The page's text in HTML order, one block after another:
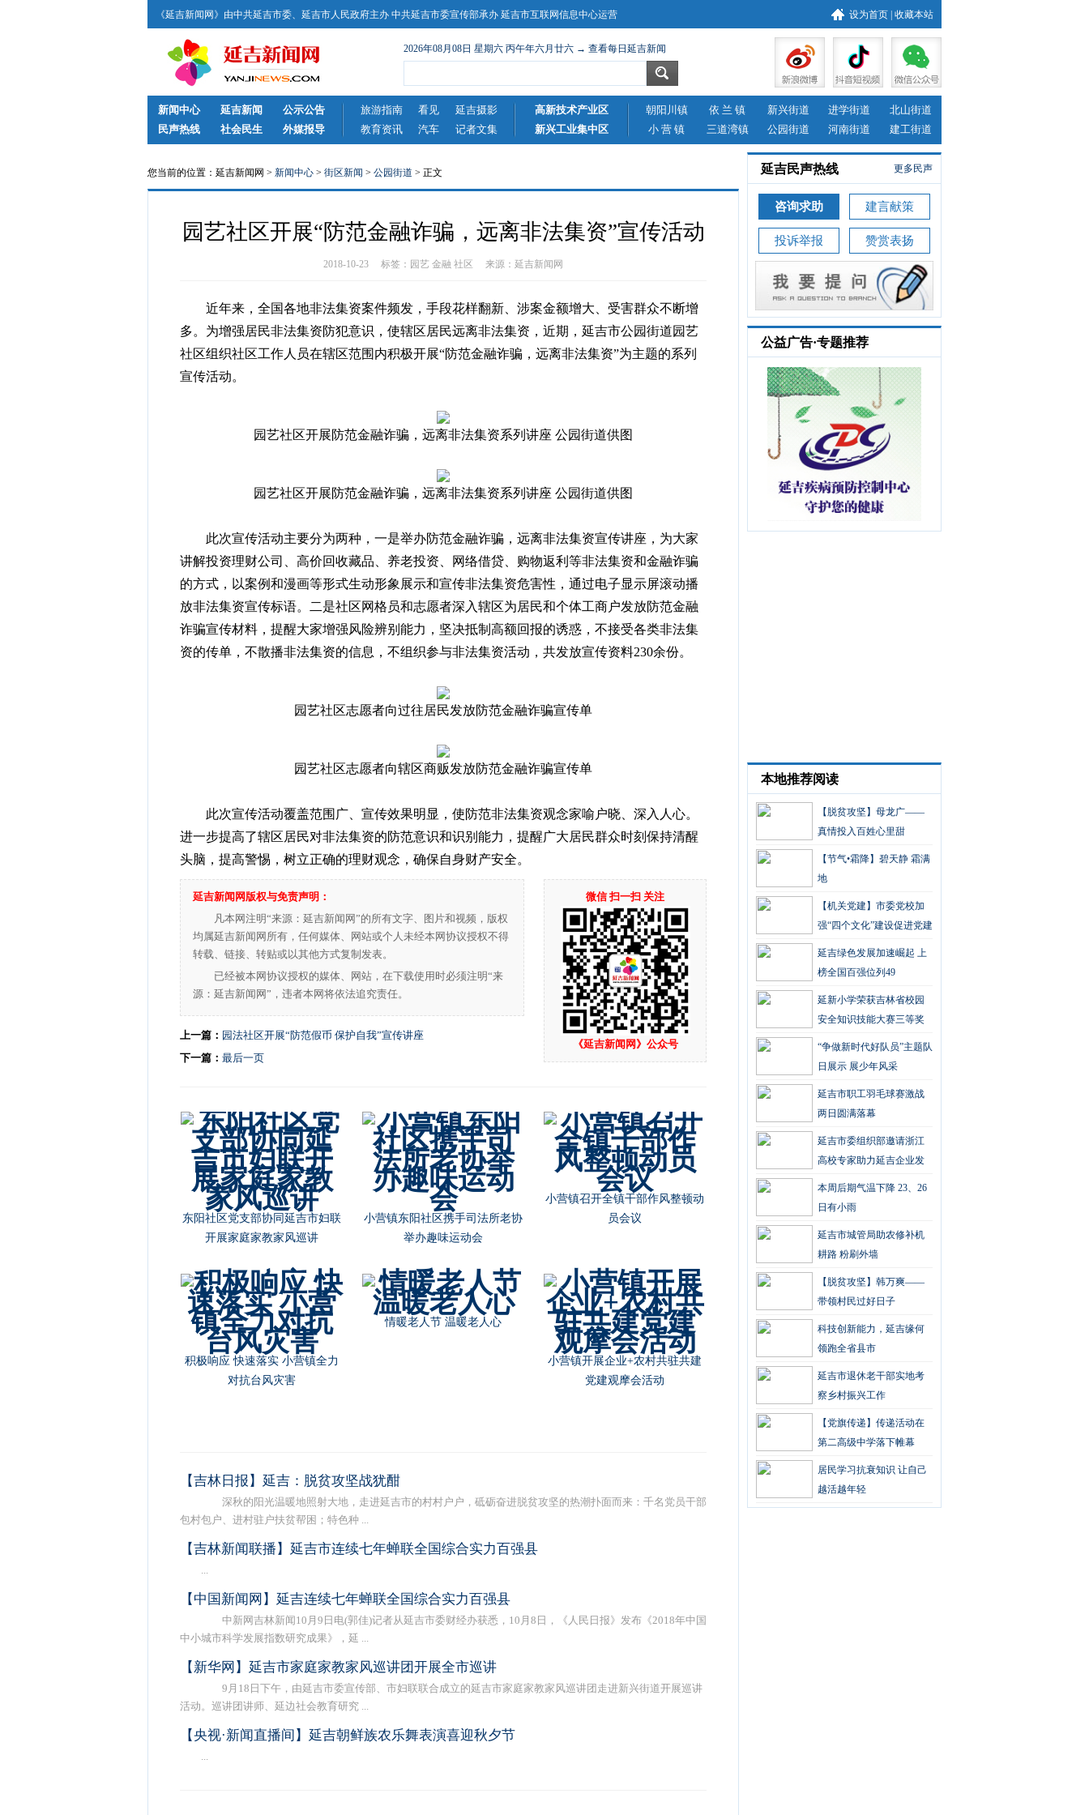
设为首页 收藏本站
《延吉新闻网》由中共延吉市委、延吉市人民政府主办 中共延吉市委宣传部承办 延吉市互联网信息中心运营
2026年08月08日 星期六 丙午年六月廿六 → 查看每日延吉新闻
新闻中心 延吉新闻 公示公告 旅游指南 看见 延吉摄影 高新技术产业区 朝阳川镇 依 兰 镇 新兴街道 进学街道
北山街道
民声热线
社会民生 外媒报导 教育资讯 汽车 记者文集 新兴工业集中区 小 营 镇 三道湾镇 公园街道 河南街道 建工街道
您当前的位置：延吉新闻网 > 新闻中心 > 街区新闻 > 公园街道 > 正文
园艺社区开展“防范金融诈骗，远离非法集资”宣传活动
2018-10-23 标签： 园艺 金融 社区 来源： 延吉新闻网
近年来，全国各地非法集资案件频发，手段花样翻新、涉案金额增大、受害群众不断增
多。为增强居民非法集资防犯意识，使辖区居民远离非法集资，近期，延吉市公园街道园艺
社区组织社区工作人员在辖区范围内积极开展“防范金融诈骗，远离非法集资”为主题的系列
宣传活动。
园艺社区开展防范金融诈骗，远离非法集资系列讲座 公园街道供图
园艺社区开展防范金融诈骗，远离非法集资系列讲座 公园街道供图
此次宣传活动主要分为两种，一是举办防范金融诈骗，远离非法集资宣传讲座，为大家
讲解投资理财公司、高价回收藏品、养老投资、网络借贷、购物返利等非法集资和金融诈骗
的方式，以案例和漫画等形式生动形象展示和宣传非法集资危害性，通过电子显示屏滚动播
放非法集资宣传标语。二是社区网格员和志愿者深入辖区为居民和个体工商户发放防范金融
诈骗宣传材料，提醒大家增强风险辨别能力，坚决抵制高额回报的诱惑，不接受各类非法集
资的传单，不散播非法集资的信息，不组织参与非法集资活动，共发放宣传资料230余份。
园艺社区志愿者向过往居民发放防范金融诈骗宣传单
园艺社区志愿者向辖区商贩发放防范金融诈骗宣传单
此次宣传活动覆盖范围广、宣传效果明显，使防范非法集资观念家喻户晓、深入人心。
进一步提高了辖区居民对非法集资的防范意识和识别能力，提醒广大居民群众时刻保持清醒
头脑，提高警惕，树立正确的理财观念，确保自身财产安全。
微信 扫一扫 关注
《延吉新闻网》公众号
延吉新闻网版权与免责声明：
凡本网注明“来源：延吉新闻网”的所有文字、图片和视频，版权
均属延吉新闻网所有，任何媒体、网站或个人未经本网协议授权不得
转载、链接、转贴或以其他方式复制发表。
已经被本网协议授权的媒体、网站，在下载使用时必须注明“来
源：延吉新闻网”，违者本网将依法追究责任。
上一篇： 园法社区开展“防范假币 保护自我”宣传讲座
下一篇： 最后一页
东阳社区党支部协同延吉市妇联
开展家庭家教家风巡讲
小营镇东阳社区携手司法所老协
举办趣味运动会
小营镇召开全镇干部作风整顿动
员会议
积极响应 快速落实 小营镇全力
对抗台风灾害
情暖老人节 温暖老人心
小营镇开展企业+农村共驻共建
党建观摩会活动
【吉林日报】延吉：脱贫攻坚战犹酣
深秋的阳光温暖地照射大地，走进延吉市的村村户户，砥砺奋进脱贫攻坚的热潮扑面而来：千名党员干部
包村包户、进村驻户扶贫帮困；特色种 ...
【吉林新闻联播】延吉市连续七年蝉联全国综合实力百强县
...
【中国新闻网】延吉连续七年蝉联全国综合实力百强县
中新网吉林新闻10月9日电(郭佳)记者从延吉市委财经办获悉，10月8日，《人民日报》发布《2018年中国
中小城市科学发展指数研究成果》，延 ...
【新华网】延吉市家庭家教家风巡讲团开展全市巡讲
9月18日下午，由延吉市委宣传部、市妇联联合成立的延吉市家庭家教家风巡讲团走进新兴街道开展巡讲
活动。巡讲团讲师、延边社会教育研究 ...
【央视·新闻直播间】延吉朝鲜族农乐舞表演喜迎秋夕节
...
更多民声
延吉民声热线
咨询求助 建言献策
投诉举报 赞赏表扬
公益广告·专题推荐
本地推荐阅读
【脱贫攻坚】母龙广——
真情投入百姓心里甜
【节气•霜降】碧天静 霜满
地
【机关党建】市委党校加
强“四个文化”建设促进党建
工作
延吉绿色发展加速崛起 上
榜全国百强位列49
延新小学荣获吉林省校园
安全知识技能大赛三等奖
“争做新时代好队员”主题队
日展示 展少年风采
延吉市职工羽毛球赛激战
两日圆满落幕
延吉市委组织部邀请浙江
高校专家助力延吉企业发
展
本周后期气温下降 23、26
日有小雨
延吉市城管局助农修补机
耕路 粉刷外墙
【脱贫攻坚】韩万爽——
带领村民过好日子
科技创新能力，延吉缘何
领跑全省县市
延吉市退休老干部实地考
察乡村振兴工作
【党旗传递】传递活动在
第二高级中学落下帷幕
居民学习抗衰知识 让自己
越活越年轻